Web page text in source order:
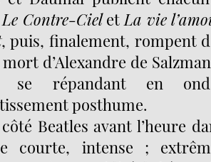
Le Contre-CieletLa vie
, puis, finalement, rompent
mort d’Alexandre de
se répandant en
posthume.
Beatles avant l’heure
courte, intense ;